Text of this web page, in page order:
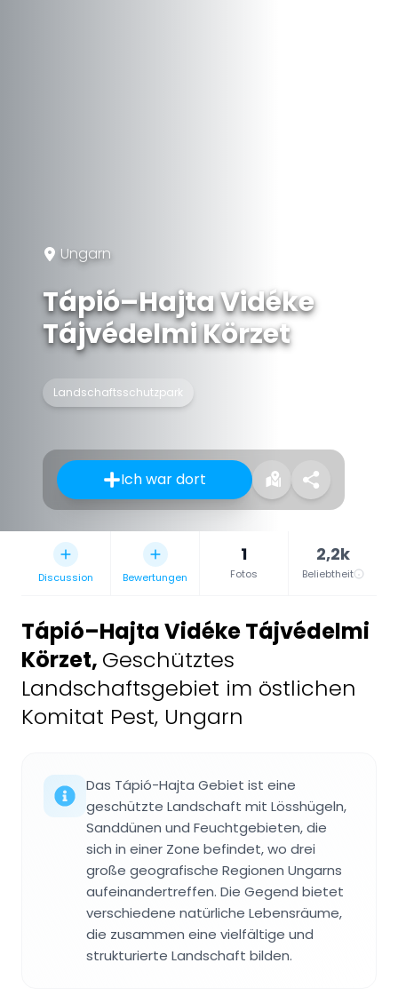
Ungarn
Tápió–Hajta Vidéke
Tájvédelmi Körzet
Landschaftsschutzpark
Ich war dort
Discussion Bewertungen
1
Fotos
2,2k
Beliebtheit
Tápió–Hajta Vidéke Tájvédelmi
Körzet, Geschütztes
Landschaftsgebiet im östlichen
Komitat Pest, Ungarn
Das Tápió-Hajta Gebiet ist eine
geschützte Landschaft mit Lösshügeln,
Sanddünen und Feuchtgebieten, die
sich in einer Zone befindet, wo drei
große geografische Regionen Ungarns
aufeinandertreffen. Die Gegend bietet
verschiedene natürliche Lebensräume,
die zusammen eine vielfältige und
strukturierte Landschaft bilden.